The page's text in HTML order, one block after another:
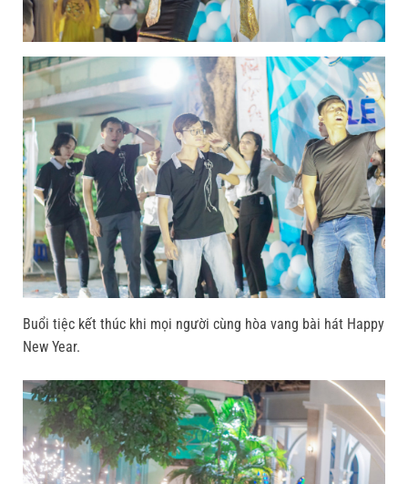
Buổi tiệc kết thúc khi mọi người cùng hòa vang bài hát Happy
New Year.